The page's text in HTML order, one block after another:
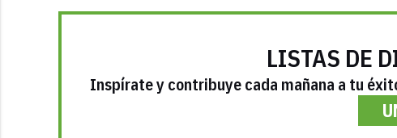
LISTAS DE
Inspírate y contribuye cada mañana a tu